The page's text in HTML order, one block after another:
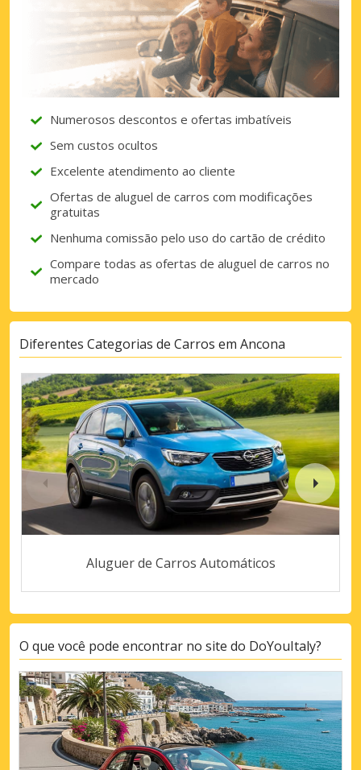
Numerosos descontos e ofertas imbatíveis
Sem custos ocultos
Excelente atendimento ao cliente
Ofertas de aluguel de carros com modificações
gratuitas
Nenhuma comissão pelo uso do cartão de crédito
Compare todas as ofertas de aluguel de carros no
mercado
Diferentes Categorias de Carros em Ancona
Aluguer de Carros Automáticos
O que você pode encontrar no site do DoYouItaly?